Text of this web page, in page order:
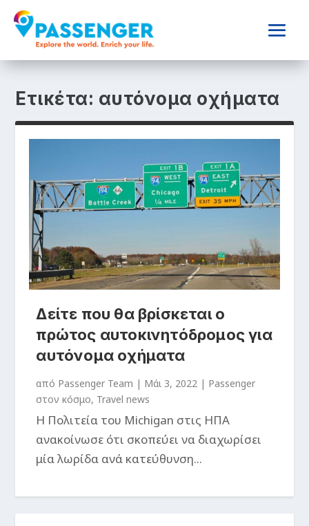
Ετικέτα: αυτόνομα οχήματα
Δείτε που θα βρίσκεται ο
πρώτος αυτοκινητόδρομος για
αυτόνομα οχήματα
από Passenger Team | Μάι 3, 2022 | Passenger
στον κόσμο, Travel news
Η Πολιτεία του Michigan στις ΗΠΑ
ανακοίνωσε ότι σκοπεύει να διαχωρίσει
μία λωρίδα ανά κατεύθυνση...